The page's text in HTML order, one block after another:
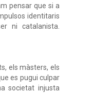
pensar que si a
identitaris
ni catalanista.
els màsters, els
es pugui culpar
societat injusta